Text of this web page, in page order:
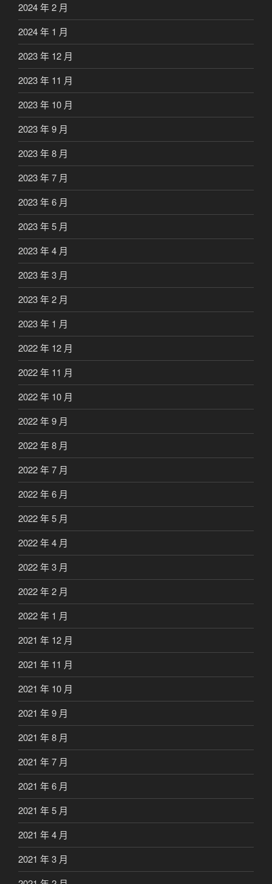
2024 年 2 月
2024 年 1 月
2023 年 12 月
2023 年 11 月
2023 年 10 月
2023 年 9 月
2023 年 8 月
2023 年 7 月
2023 年 6 月
2023 年 5 月
2023 年 4 月
2023 年 3 月
2023 年 2 月
2023 年 1 月
2022 年 12 月
2022 年 11 月
2022 年 10 月
2022 年 9 月
2022 年 8 月
2022 年 7 月
2022 年 6 月
2022 年 5 月
2022 年 4 月
2022 年 3 月
2022 年 2 月
2022 年 1 月
2021 年 12 月
2021 年 11 月
2021 年 10 月
2021 年 9 月
2021 年 8 月
2021 年 7 月
2021 年 6 月
2021 年 5 月
2021 年 4 月
2021 年 3 月